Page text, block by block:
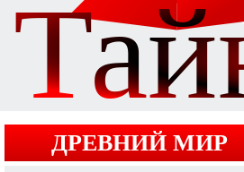
ДРЕВНИЙ МИР